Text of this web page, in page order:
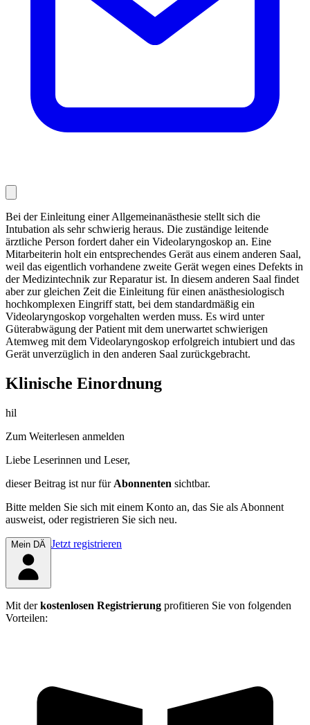
Bei der Einleitung einer Allgemeinanästhesie stellt sich die
Intubation als sehr schwierig heraus. Die zustän­dige leitende
ärztliche Person fordert daher ein Videolaryngoskop an. Eine
Mitarbeiterin holt ein entsprechen­des Gerät aus einem anderen Saal,
weil das eigentlich vorhandene zweite Gerät wegen eines Defekts in
der Medizintechnik zur Reparatur ist. In diesem anderen Saal findet
aber zur gleichen Zeit die Einleitung für einen anästhesiologisch
hochkomplexen Eingriff statt, bei dem standardmäßig ein
Videolaryngoskop vorgehalten werden muss. Es wird unter
Güterabwägung der Patient mit dem unerwartet schwierigen
Atemweg mit dem Videolaryngoskop erfolgreich intubiert und das
Gerät unverzüglich in den anderen Saal zurückgebracht.
Klinische Einordnung
hil
Zum Weiterlesen anmelden
Liebe Leserinnen und Leser,
dieser Beitrag ist nur für Abonnenten sichtbar.
Bitte melden Sie sich mit einem Konto an, das Sie als Abonnent
ausweist, oder registrieren Sie sich neu.
Mein DÄ Jetzt registrieren
Mit derkostenlosen Registrierung profitieren Sie von folgenden
Vorteilen: